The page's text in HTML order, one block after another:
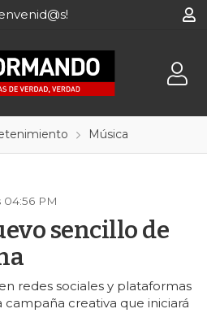
Música
04:56 PM
sencillo de
redes sociales y plataformas
campaña creativa que iniciará